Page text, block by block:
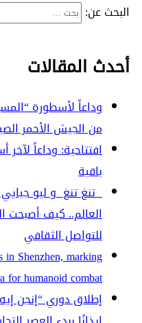
البحث عن:
أحدث المقالات
وداعاً لأسطورة
من الجيش الأحمر الصيني
افتتاحية: وداعاً
باقية
تنغ تنغ و ليو
العالم.. كيف أصبحت
للتواصل الثقافي
Shenzhen, marking
for humanoid combat
إطلاق دوري “إنجن